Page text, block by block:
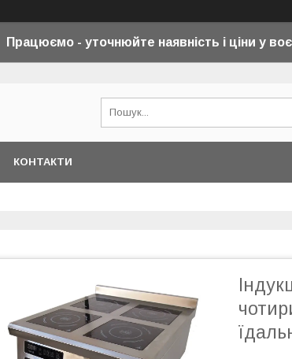
Працюємо - уточнюйте наявність і ціни у
КОНТАКТИ